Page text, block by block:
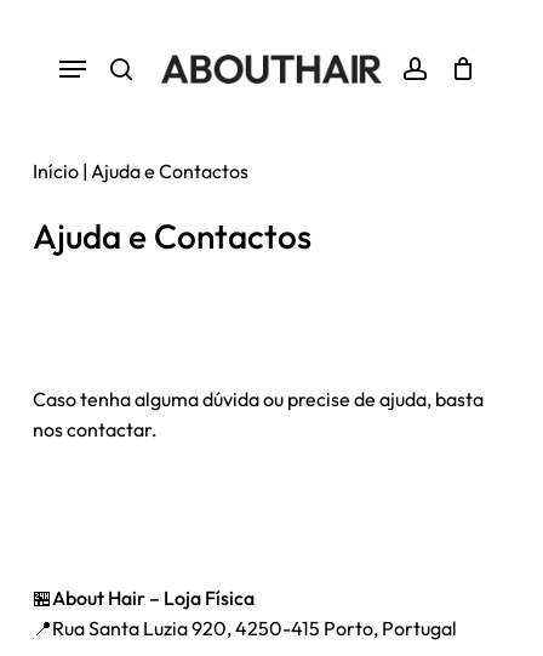
search account
Menu Cart Close
Cart
Início| Ajuda e Contactos
Ajuda e Contactos
Caso tenha alguma dúvida ou precise de ajuda, basta
nos contactar.
🏪About Hair – Loja Física
📍Rua Santa Luzia 920, 4250-415 Porto, Portugal